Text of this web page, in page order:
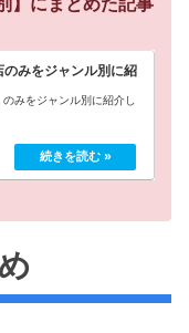
みをジャンル別に紹
みをジャンル別に紹介し